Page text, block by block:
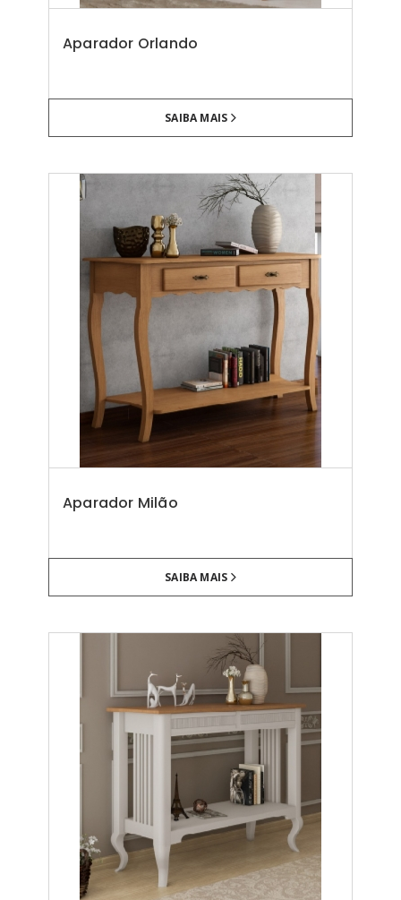
Aparador Orlando
SAIBA MAIS
Aparador Milão
SAIBA MAIS